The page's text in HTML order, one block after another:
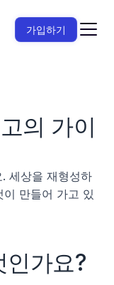
의 가이
세상을 재형성하
만들어 가고 있
인가요?
가입하기